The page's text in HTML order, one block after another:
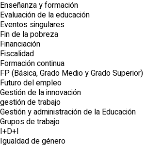
Enseñanza y formación
Evaluación de la educación
Eventos singulares
Fin de la pobreza
Financiación
Fiscalidad
Formación continua
FP (Básica, Grado Medio y Grado Superior)
Futuro del empleo
Gestión de la innovación
gestión de trabajo
Gestión y administración de la Educación
Grupos de trabajo
I+D+I
Igualdad de género